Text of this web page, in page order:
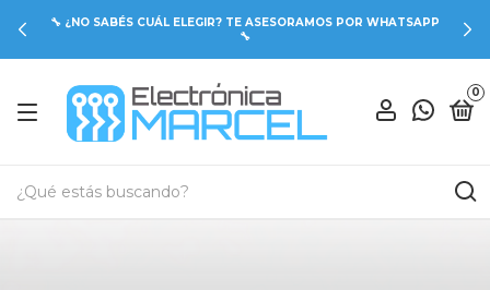
🔧 ¿NO SABÉS CUÁL ELEGIR? TE ASESORAMOS POR WHATSAPP
🔧
0